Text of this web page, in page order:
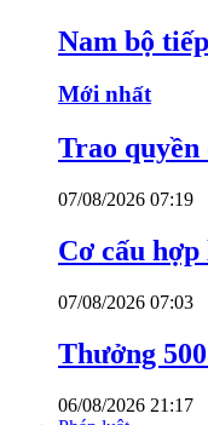
Nam bộ
Mới nhất
Trao
07/08/2026 07:19
Cơ cấu
07/08/2026 07:03
Thưởng
06/08/2026 21:17